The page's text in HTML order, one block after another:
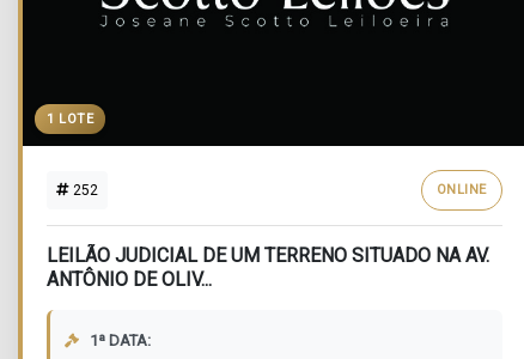
1 LOTE
252 ONLINE
LEILÃO JUDICIAL DE UM TERRENO SITUADO NA AV.
ANTÔNIO DE OLIV...
1ª DATA: